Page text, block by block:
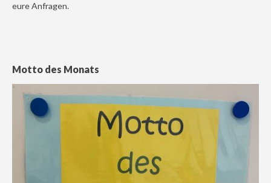
eure Anfragen.
Motto des Monats